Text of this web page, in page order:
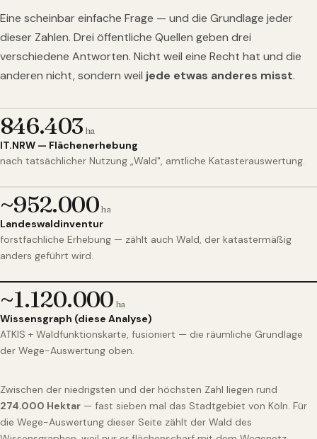
Eine scheinbar einfache Frage — und die Grundlage jeder
dieser Zahlen. Drei öffentliche Quellen geben drei
verschiedene Antworten. Nicht weil eine Recht hat und die
anderen nicht, sondern weil jede etwas anderes misst.
846.403 ha
IT.NRW — Flächenerhebung
nach tatsächlicher Nutzung „Wald", amtliche Katasterauswertung.
~952.000ha
Landeswaldinventur
forstfachliche Erhebung — zählt auch Wald, der katastermäßig
anders geführt wird.
~1.120.000 ha
Wissensgraph (diese Analyse)
ATKIS + Waldfunktionskarte, fusioniert — die räumliche Grundlage
der Wege-Auswertung oben.
Zwischen der niedrigsten und der höchsten Zahl liegen rund
274.000 Hektar — fast sieben mal das Stadtgebiet von Köln. Für
die Wege-Auswertung dieser Seite zählt der Wald des